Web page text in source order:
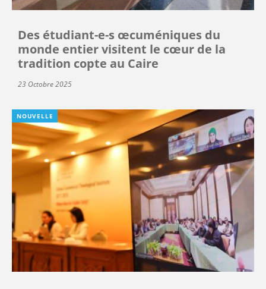
Des étudiant-e-s œcuméniques du
monde entier visitent le cœur de la
tradition copte au Caire
23 Octobre 2025
NOUVELLE